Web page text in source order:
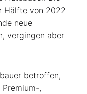
Hälfte von 2022
neue
vergingen aber
betroffen,
,